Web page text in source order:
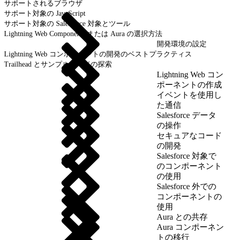
サポートされるブラウザ
サポート対象の JavaScript
サポート対象の Salesforce 対象とツール
Lightning Web Components または Aura の選択方法
開発環境の設定
Lightning Web コンポーネントの開発のベストプラクティス
Trailhead とサンプルコードの探索
Lightning Web コン
ポーネントの作成
イベントを使用し
た通信
Salesforce データ
の操作
セキュアなコード
の開発
Salesforce 対象で
のコンポーネント
の使用
Salesforce 外での
コンポーネントの
使用
Aura との共存
Aura コンポーネン
トの移行